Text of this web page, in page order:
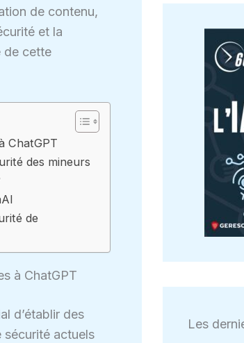
de contenu,
et la
de cette
ChatGPT
des mineurs
de
à ChatGPT
d’établir des
sécurité actuels
Les